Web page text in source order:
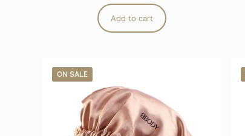
Add to cart
ON SALE